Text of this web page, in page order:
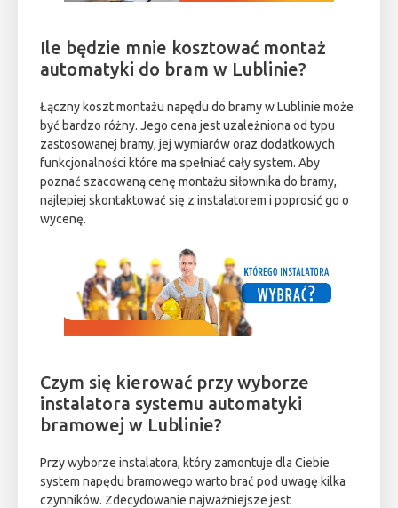
Ile będzie mnie kosztować montaż
automatyki do bram w Lublinie?
Łączny koszt montażu napędu do bramy w Lublinie może
być bardzo różny. Jego cena jest uzależniona od typu
zastosowanej bramy, jej wymiarów oraz dodatkowych
funkcjonalności które ma spełniać cały system. Aby
poznać szacowaną cenę montażu siłownika do bramy,
najlepiej skontaktować się z instalatorem i poprosić go o
wycenę.
Czym się kierować przy wyborze
instalatora systemu automatyki
bramowej w Lublinie?
Przy wyborze instalatora, który zamontuje dla Ciebie
system napędu bramowego warto brać pod uwagę kilka
czynników. Zdecydowanie najważniejsze jest